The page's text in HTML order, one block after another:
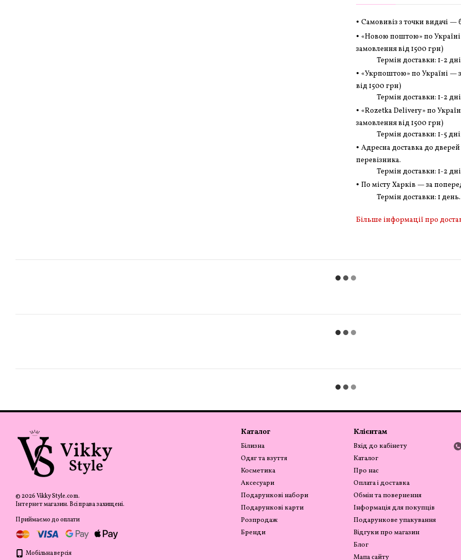
• Самовивіз з точки видачі —
• «Новою поштою» по
замовленнявід 1500 грн)
Термін доставки: 1-2
• «Укрпоштою» по Україні —
від 1500 грн)
Термін доставки: 1-2
• «Rozetka Delivery» по
замовленнявід 1500 грн)
Термін доставки: 1-5
• Адресна доставка до
перевізника.
Термін доставки: 1-2
• По місту Харків — за
Термін доставки: 1 день.
Більше інформації про
© 2026 Vikky Style.com.
Інтернет магазин. Всі права захищені.
Приймаємо до оплати
Мобільна версія
Каталог
Білизна
Одяг та взуття
Косметика
Аксесуари
Подарункові набори
Подарункові карти
Розпродаж
Бренди
Клієнтам
Вхід до кабінету
Каталог
Про нас
Оплата і доставка
Обмін та повернення
Інформація для покупців
Подарункове упакування
Відгуки про магазин
Блог
Мапа сайту